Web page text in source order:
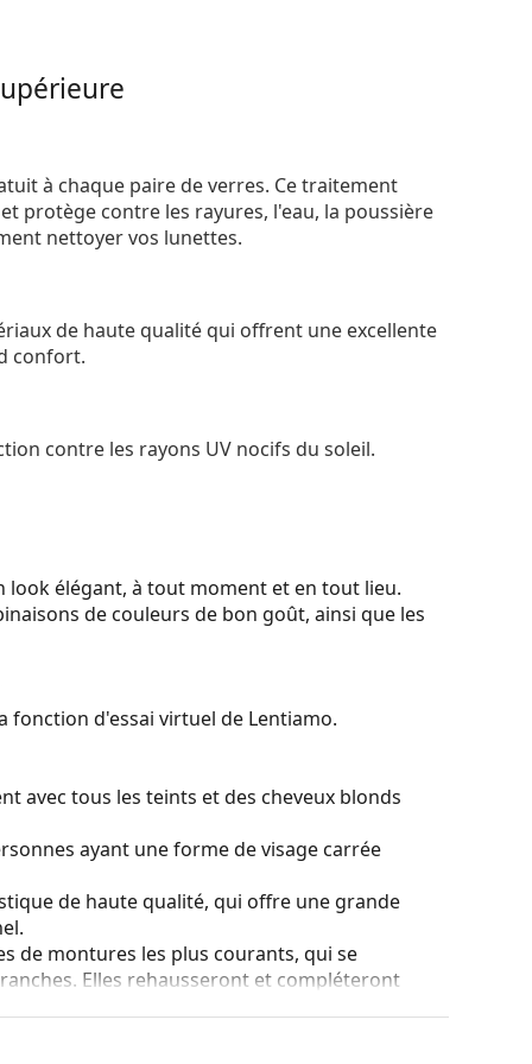
à chaque paire de verres. Ce traitement
protège contre les rayures, l'eau, la poussière
nettoyer vos lunettes.
de haute qualité qui offrent une excellente
confort.
contre les rayons UV nocifs du soleil.
look élégant, à tout moment et en tout lieu.
de couleurs de bon goût, ainsi que les
fonction d'essai virtuel de Lentiamo.
avec tous les teints et des cheveux blonds
ayant une forme de visage carrée
de haute qualité, qui offre une grande
de montures les plus courants, qui se
Elles rehausseront et compléteront
leur protection contre les dommages. Ce type
de plus grande puissance optique.